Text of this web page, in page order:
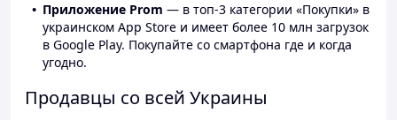
Приложение Prom — в топ-3 категории «Покупки» в
украинском App Store и имеет более 10 млн загрузок
в Google Play. Покупайте со смартфона где и когда
угодно.
Продавцы со всей Украины